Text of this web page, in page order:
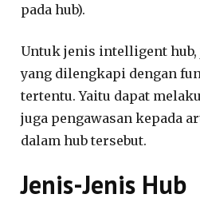
pada hub).
Untuk jenis intelligent hub,
yang dilengkapi dengan
tertentu. Yaitu dapat
juga pengawasan kepada
dalam hub tersebut.
Jenis-Jenis Hub